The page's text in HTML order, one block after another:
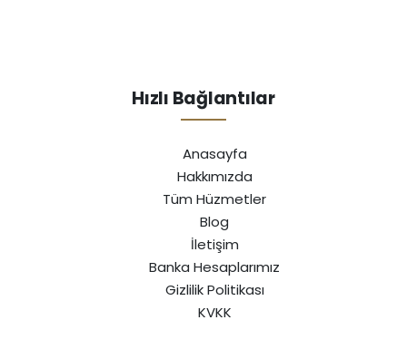
Hızlı Bağlantılar
Anasayfa
Hakkımızda
Tüm Hüzmetler
Blog
İletişim
Banka Hesaplarımız
Gizlilik Politikası
KVKK